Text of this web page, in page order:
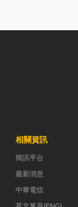
相關資訊
簡訊平台
最新消息
中華電信